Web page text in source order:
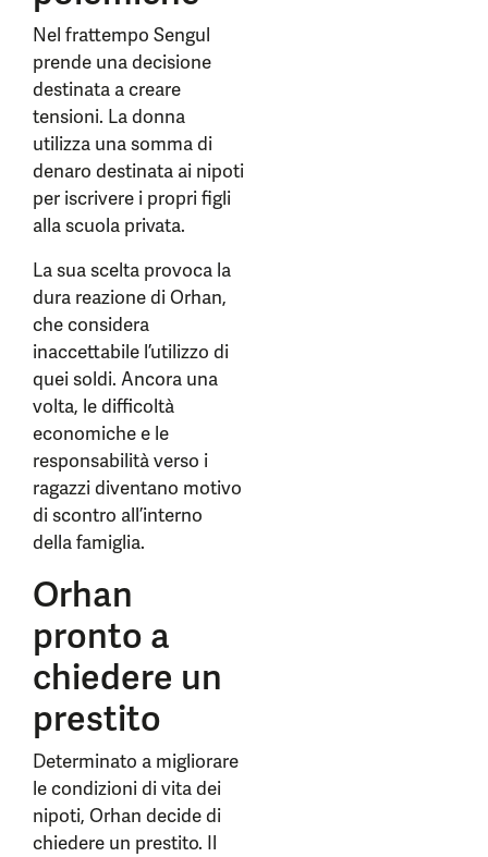
Nel frattempo Sengul
prende una decisione
destinata a creare
tensioni. La donna
utilizza una somma di
denaro destinata ai nipoti
per iscrivere i propri figli
alla scuola privata.
La sua scelta provoca la
dura reazione di Orhan,
che considera
inaccettabile l’utilizzo di
quei soldi. Ancora una
volta, le difficoltà
economiche e le
responsabilità verso i
ragazzi diventano motivo
di scontro all’interno
della famiglia.
Orhan
pronto a
chiedere un
prestito
Determinato a migliorare
le condizioni di vita dei
nipoti, Orhan decide di
chiedere un prestito. Il